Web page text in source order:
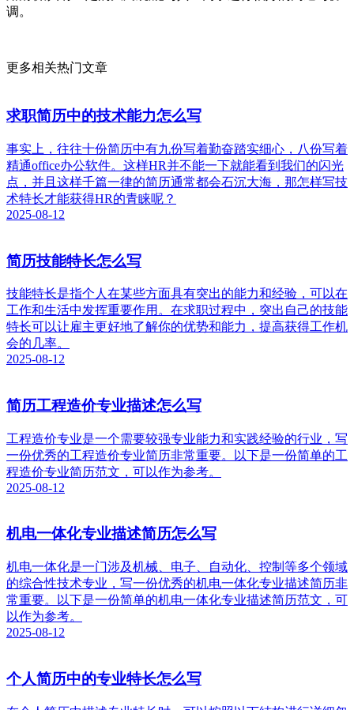
调。
更多相关热门文章
求职简历中的技术能力怎么写
事实上，往往十份简历中有九份写着勤奋踏实细心，八份写着
精通office办公软件。这样HR并不能一下就能看到我们的闪光
点，并且这样千篇一律的简历通常都会石沉大海，那怎样写技
术特长才能获得HR的青睐呢？
2025-08-12
简历技能特长怎么写
技能特长是指个人在某些方面具有突出的能力和经验，可以在
工作和生活中发挥重要作用。在求职过程中，突出自己的技能
特长可以让雇主更好地了解你的优势和能力，提高获得工作机
会的几率。
2025-08-12
简历工程造价专业描述怎么写
工程造价专业是一个需要较强专业能力和实践经验的行业，写
一份优秀的工程造价专业简历非常重要。以下是一份简单的工
程造价专业简历范文，可以作为参考。
2025-08-12
机电一体化专业描述简历怎么写
机电一体化是一门涉及机械、电子、自动化、控制等多个领域
的综合性技术专业，写一份优秀的机电一体化专业描述简历非
常重要。以下是一份简单的机电一体化专业描述简历范文，可
以作为参考。
2025-08-12
个人简历中的专业特长怎么写